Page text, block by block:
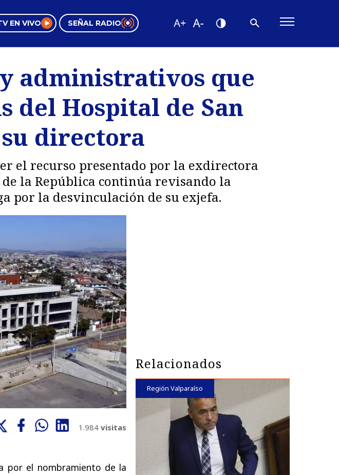
EN VIVO SEÑAL RADIO
Tendencias
Videos
administrativos que
del Hospital de San
directora
el recurso presentado por la exdirectora
la República continúa revisando la
por la desvinculación de su exjefa.
1.984 visitas
por el nombramiento de la
Relacionados
Región Valparaíso